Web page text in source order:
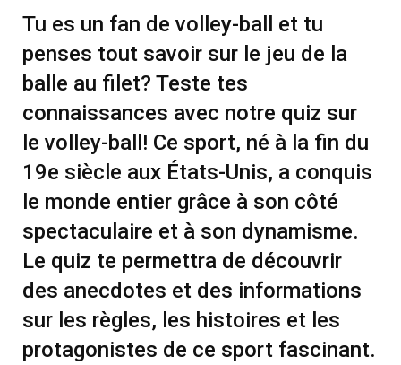
Tu es un fan de volley-ball et tu
penses tout savoir sur le jeu de la
balle au filet? Teste tes
connaissances avec notre quiz sur
le volley-ball! Ce sport, né à la fin du
19e siècle aux États-Unis, a conquis
le monde entier grâce à son côté
spectaculaire et à son dynamisme.
Le quiz te permettra de découvrir
des anecdotes et des informations
sur les règles, les histoires et les
protagonistes de ce sport fascinant.